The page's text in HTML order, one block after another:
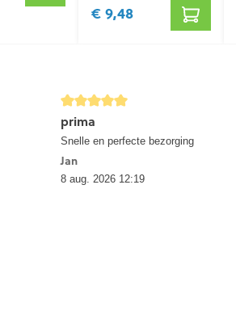
€ 9,48
detail.reviewRatingAltText
prima
Snelle en perfecte bezorging
Jan
8 aug. 2026 12:19